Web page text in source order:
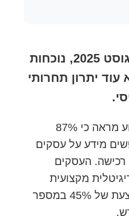
בעידן הדיגיטלי של אוגוסט 2025, נוכחות
יתרון תחרותי
מחקר חדש שפורסם השבוע מראה כי 87%
מידע על עסקים
העסקים
מקצועית
ומעורבת רואים עלייה ממוצעת של 45% במספר